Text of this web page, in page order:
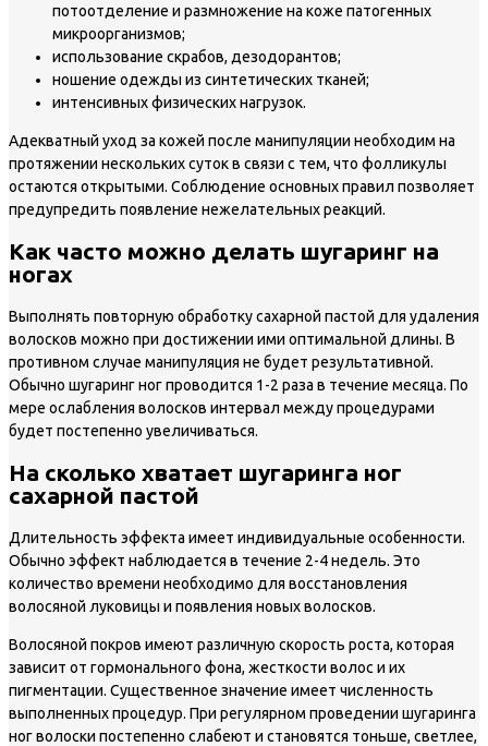
потоотделение и размножение на коже патогенных
микроорганизмов;
использование скрабов, дезодорантов;
ношение одежды из синтетических тканей;
интенсивных физических нагрузок.
Адекватный уход за кожей после манипуляции необходим на
протяжении нескольких суток в связи с тем, что фолликулы
остаются открытыми. Соблюдение основных правил позволяет
предупредить появление нежелательных реакций.
Как часто можно делать шугаринг на
ногах
Выполнять повторную обработку сахарной пастой для удаления
волосков можно при достижении ими оптимальной длины. В
противном случае манипуляция не будет результативной.
Обычно шугаринг ног проводится 1-2 раза в течение месяца. По
мере ослабления волосков интервал между процедурами
будет постепенно увеличиваться.
На сколько хватает шугаринга ног
сахарной пастой
Длительность эффекта имеет индивидуальные особенности.
Обычно эффект наблюдается в течение 2-4 недель. Это
количество времени необходимо для восстановления
волосяной луковицы и появления новых волосков.
Волосяной покров имеют различную скорость роста, которая
зависит от гормонального фона, жесткости волос и их
пигментации. Существенное значение имеет численность
выполненных процедур. При регулярном проведении шугаринга
ног волоски постепенно слабеют и становятся тоньше, светлее,